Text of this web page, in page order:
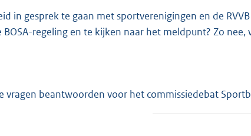
in gesprek te gaan met sportverenigingen en de
regeling en te kijken naar het meldpunt? Zo nee,
vragen beantwoorden voor het commissiedebat